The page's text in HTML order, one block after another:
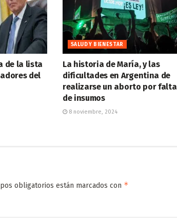
de la lista
del
SALUD Y BIENESTAR
La historia de María, y las
dificultades en Argentina de
realizarse un aborto por falta
de insumos
8 noviembre, 2024
obligatorios están marcados con *